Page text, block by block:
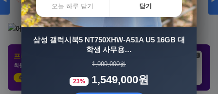
프리미엄 제휴 사이트
회원 전용 특가 · 놓치면 손해
추천 클릭
21,802원 3,308원
광고
오늘 하루 닫기 닫기
삼성 갤럭시북5 NT750XHW-A51A U5 16GB 대
학생 사무용…
1,999,000원
23% 1,549,000원